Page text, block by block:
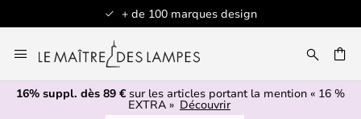
Articles en stock expédiés sous 1 jour
au
contenu
16% suppl. dès 89 € sur les articles portant la mention « 16 %
EXTRA » Découvrir